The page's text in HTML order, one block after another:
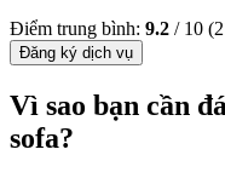
Điểm trung bình: 9.2 / 10 (
Vì sao bạn cần
sofa?